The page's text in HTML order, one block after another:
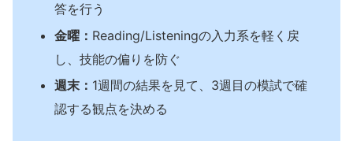
答を行う
金曜： Reading/Listeningの入力系を軽く戻
し、技能の偏りを防ぐ
週末： 1週間の結果を見て、3週目の模試で確
認する観点を決める